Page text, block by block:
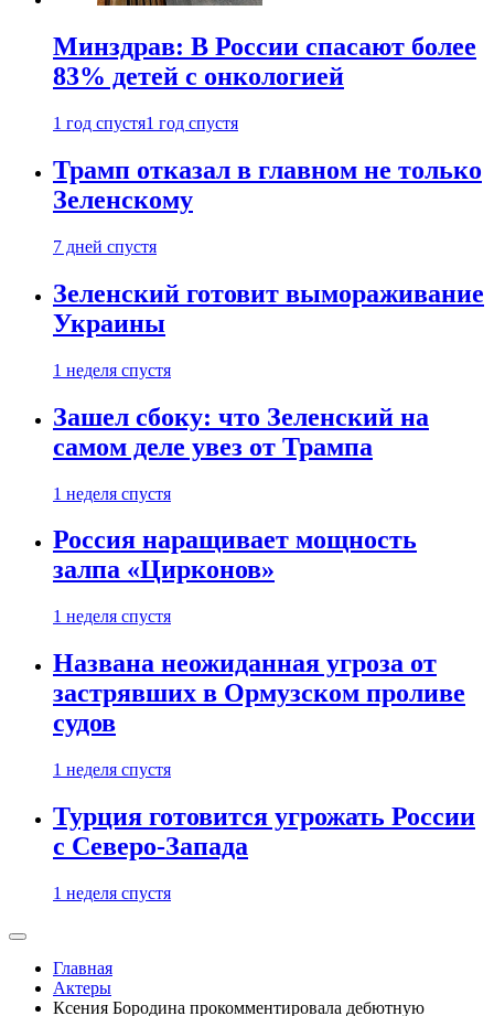
Минздрав: В России спасают более
83% детей с онкологией
1 год спустя1 год спустя
Трамп отказал в главном не только
Зеленскому
7 дней спустя
Зеленский готовит вымораживание
Украины
1 неделя спустя
Зашел сбоку: что Зеленский на
самом деле увез от Трампа
1 неделя спустя
Россия наращивает мощность
залпа «Цирконов»
1 неделя спустя
Названа неожиданная угроза от
застрявших в Ормузском проливе
судов
1 неделя спустя
Турция готовится угрожать России
с Северо-Запада
1 неделя спустя
Главная
Актеры
Ксения Бородина прокомментировала дебютную